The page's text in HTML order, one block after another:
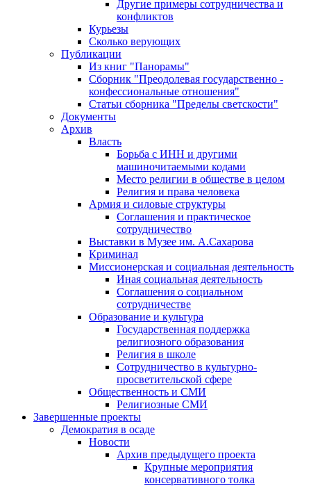
Другие примеры сотрудничества и
конфликтов
Курьезы
Сколько верующих
Публикации
Из книг "Панорамы"
Сборник "Преодолевая государственно -
конфессиональные отношения"
Статьи сборника "Пределы светскости"
Документы
Архив
Власть
Борьба с ИНН и другими
машиночитаемыми кодами
Место религии в обществе в целом
Религия и права человека
Армия и силовые структуры
Соглашения и практическое
сотрудничество
Выставки в Музее им. А.Сахарова
Криминал
Миссионерская и социальная деятельность
Иная социальная деятельность
Соглашения о социальном
сотрудничестве
Образование и культура
Государственная поддержка
религиозного образования
Религия в школе
Сотрудничество в культурно-
просветительской сфере
Общественность и СМИ
Религиозные СМИ
Завершенные проекты
Демократия в осаде
Новости
Архив предыдущего проекта
Крупные мероприятия
консервативного толка